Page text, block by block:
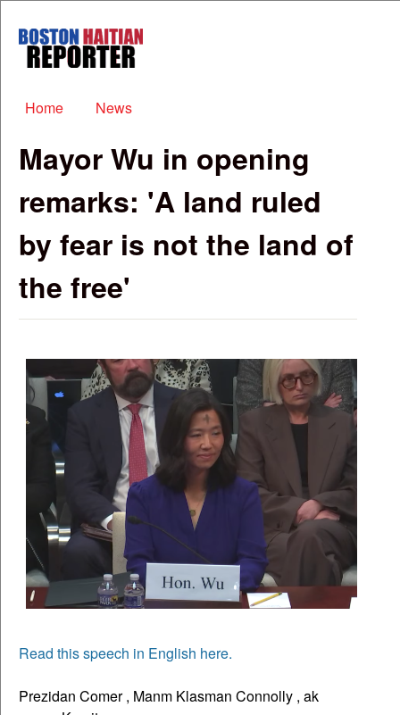
Boston
Haitian
Main menu
Home News
Mayor Wu in opening
remarks: 'A land ruled
by fear is not the land of
the free'
Read this speech in English here.
Prezidan Comer , Manm Klasman Connolly , ak